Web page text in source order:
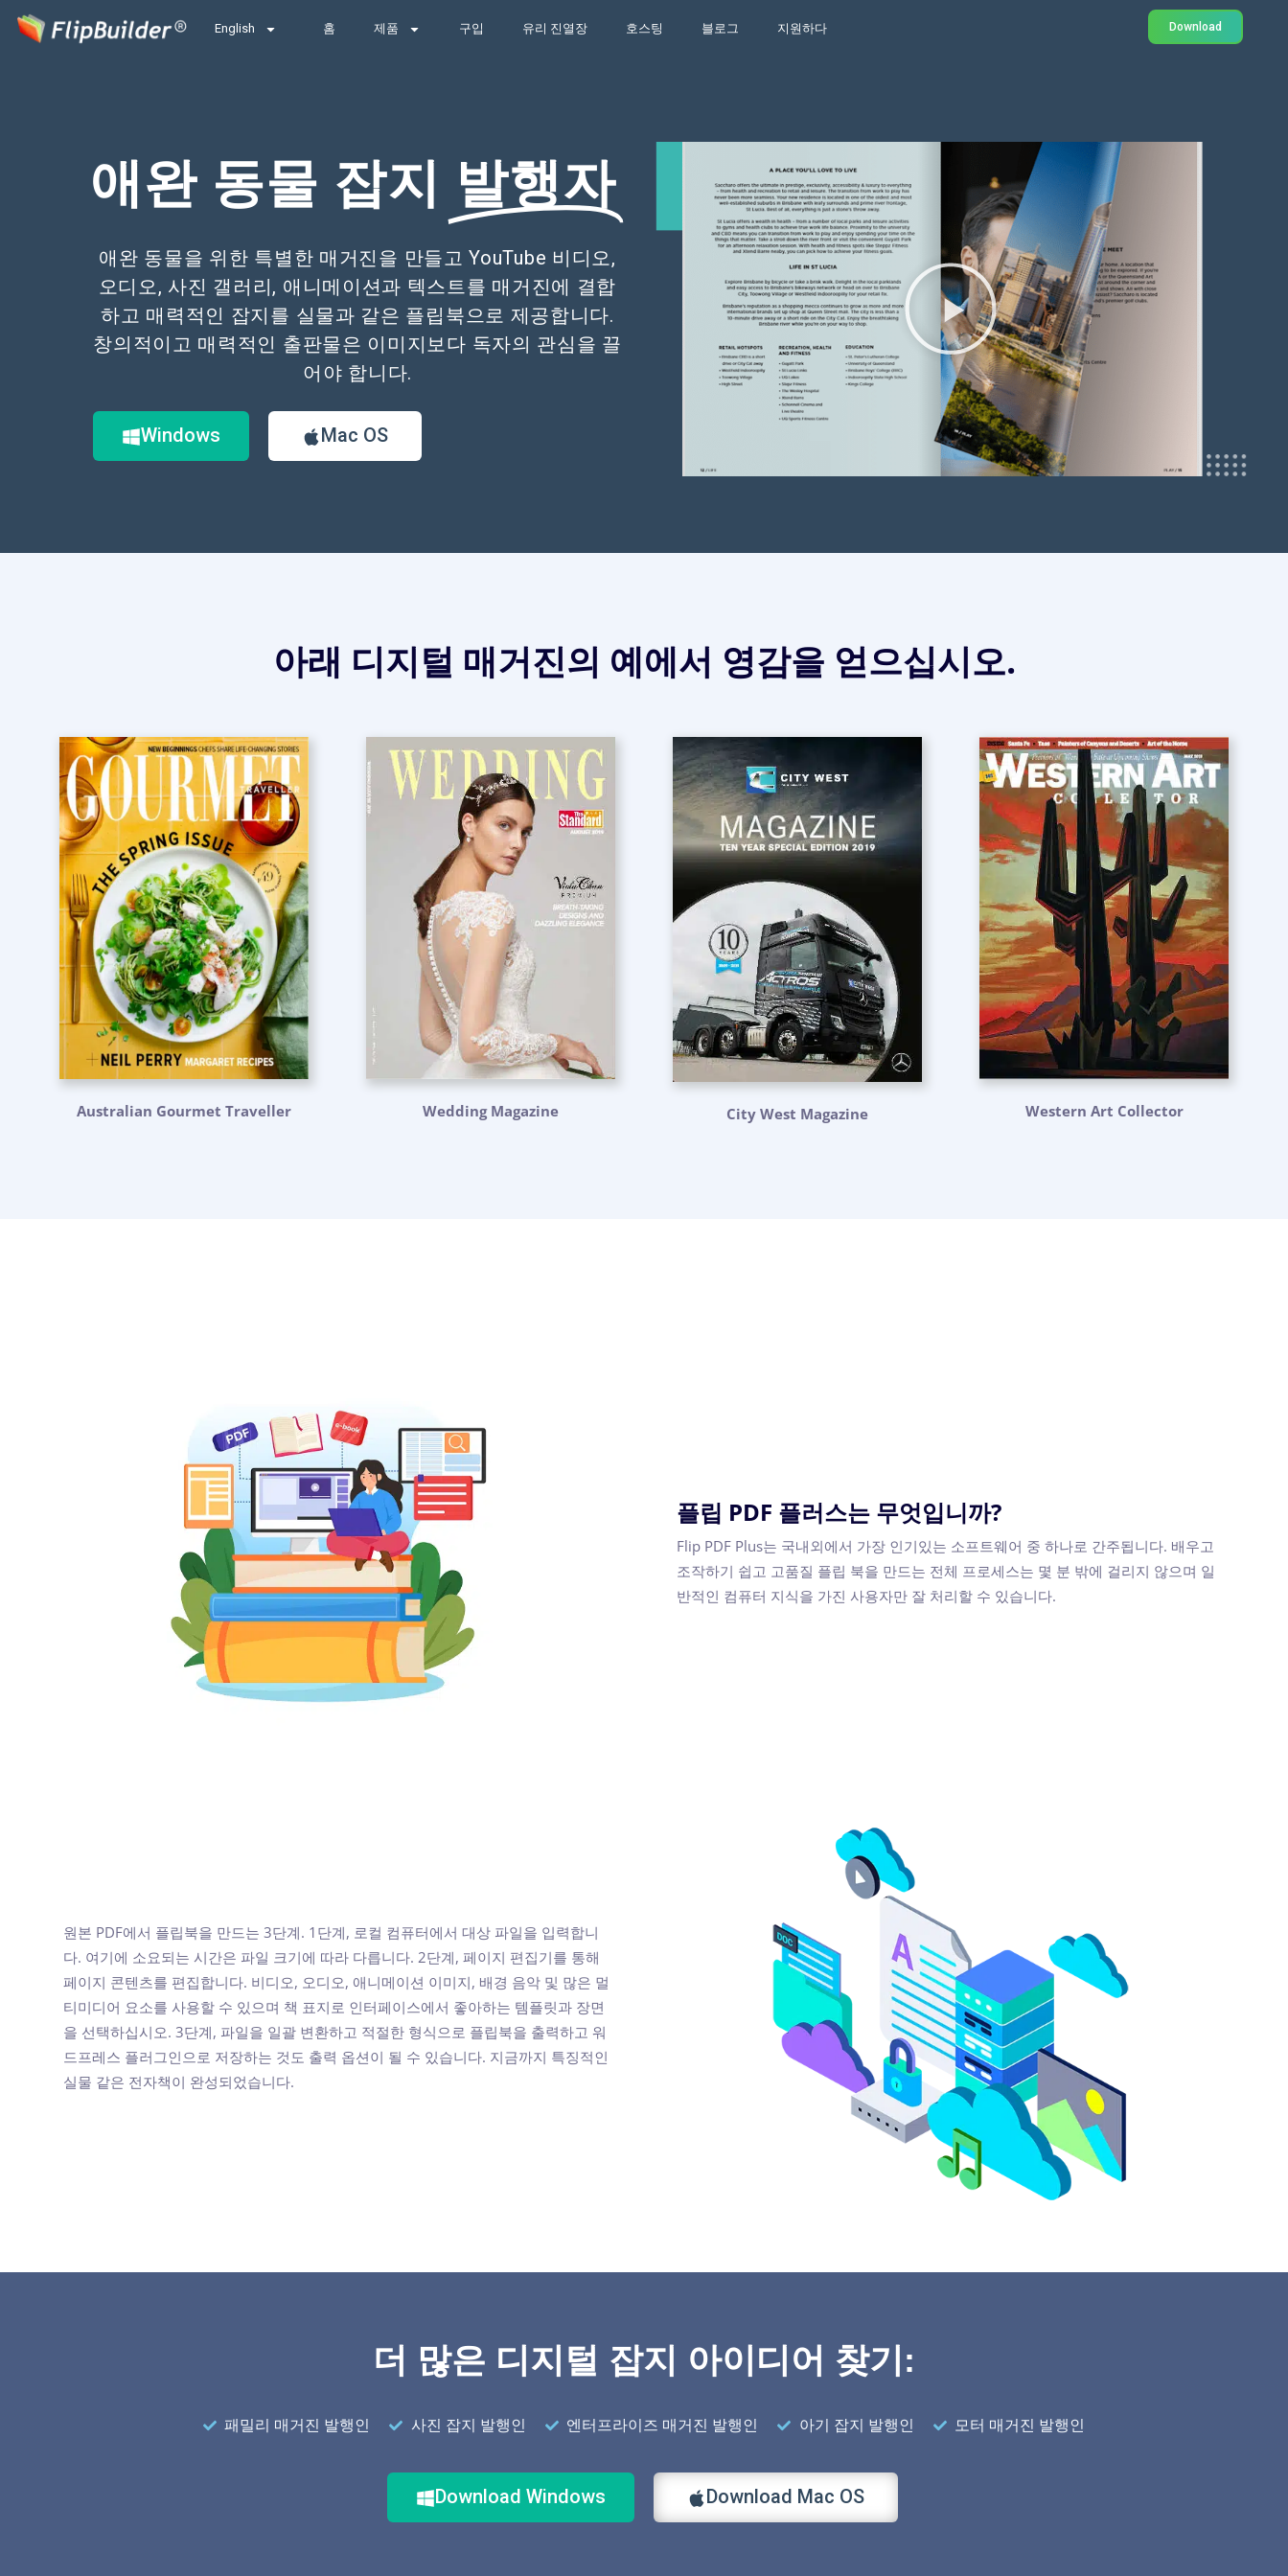
English 홈 제품 구입 유리 진열장 호스팅 블로그 지원하다 Download
애완 동물 잡지 발행자
애완 동물을 위한 특별한 매거진을 만들고 YouTube 비디오,
오디오, 사진 갤러리, 애니메이션과 텍스트를 매거진에 결합
하고 매력적인 잡지를 실물과 같은 플립북으로 제공합니다.
창의적이고 매력적인 출판물은 이미지보다 독자의 관심을 끌
어야 합니다.
Windows Mac OS
아래 디지털 매거진의 예에서 영감을 얻으십시오.
Australian Gourmet Traveller Wedding Magazine City West Magazine Western Art Collector
플립 PDF 플러스는 무엇입니까?
Flip PDF Plus는 국내외에서 가장 인기있는 소프트웨어 중 하나로 간주됩니다. 배우고
조작하기 쉽고 고품질 플립 북을 만드는 전체 프로세스는 몇 분 밖에 걸리지 않으며 일
반적인 컴퓨터 지식을 가진 사용자만 잘 처리할 수 있습니다.
원본 PDF에서 플립북을 만드는 3단계. 1단계, 로컬 컴퓨터에서 대상 파일을 입력합니
다. 여기에 소요되는 시간은 파일 크기에 따라 다릅니다. 2단계, 페이지 편집기를 통해
페이지 콘텐츠를 편집합니다. 비디오, 오디오, 애니메이션 이미지, 배경 음악 및 많은 멀
티미디어 요소를 사용할 수 있으며 책 표지로 인터페이스에서 좋아하는 템플릿과 장면
을 선택하십시오. 3단계, 파일을 일괄 변환하고 적절한 형식으로 플립북을 출력하고 워
드프레스 플러그인으로 저장하는 것도 출력 옵션이 될 수 있습니다. 지금까지 특징적인
실물 같은 전자책이 완성되었습니다.
더 많은 디지털 잡지 아이디어 찾기:
패밀리 매거진 발행인 사진 잡지 발행인 엔터프라이즈 매거진 발행인 아기 잡지 발행인 모터 매거진 발행인
Download Windows Download Mac OS